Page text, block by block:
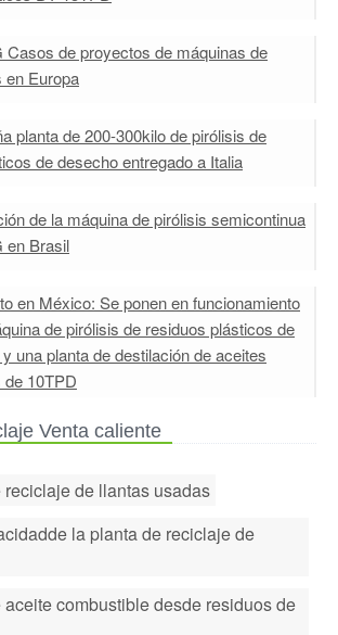
Casos de proyectos de máquinas de
en Europa
planta de 200-300kilo de pirólisis de
de desecho entregado a Italia
de la máquina de pirólisis semicontinua
en Brasil
en México: Se ponen en funcionamiento
de pirólisis de residuos plásticos de
una planta de destilación de aceites
de 10TPD
Venta caliente
reciclaje de llantas usadas
la planta de reciclaje de
aceite combustible desde residuos de